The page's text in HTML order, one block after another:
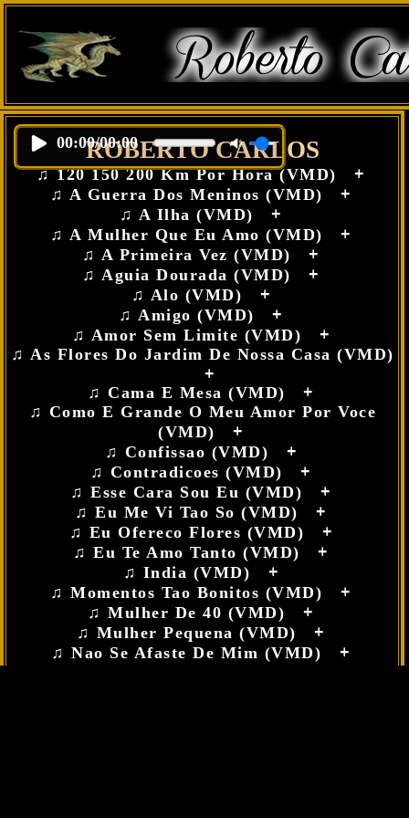
roberto-carlos
ROBERTO CARLOS
♫ 120 150 200 Km Por Hora (VMD)
+
♫ A Guerra Dos Meninos (VMD)
+
♫ A Ilha (VMD)
+
♫ A Mulher Que Eu Amo (VMD)
+
♫ A Primeira Vez (VMD)
+
♫ Aguia Dourada (VMD)
+
♫ Alo (VMD)
+
♫ Amigo (VMD)
+
♫ Amor Sem Limite (VMD)
+
♫ As Flores Do Jardim De Nossa Casa (VMD)
+
♫ Cama E Mesa (VMD)
+
♫ Como E Grande O Meu Amor Por Voce
(VMD)
+
♫ Confissao (VMD)
+
♫ Contradicoes (VMD)
+
♫ Esse Cara Sou Eu (VMD)
+
♫ Eu Me Vi Tao So (VMD)
+
♫ Eu Ofereco Flores (VMD)
+
♫ Eu Te Amo Tanto (VMD)
+
♫ India (VMD)
+
♫ Momentos Tao Bonitos (VMD)
+
♫ Mulher De 40 (VMD)
+
♫ Mulher Pequena (VMD)
+
♫ Nao Se Afaste De Mim (VMD)
+
00:00/00:00